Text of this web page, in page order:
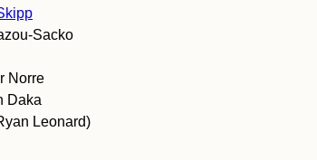
Sacko
Norre
Daka
Leonard)